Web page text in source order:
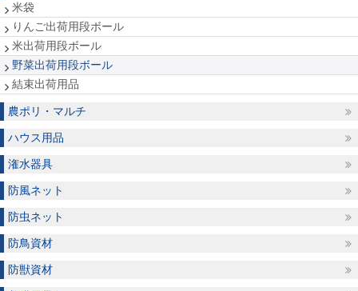
米袋
りんご出荷用段ボール
米出荷用段ボール
野菜出荷用段ボール
結束出荷用品
農ポリ・マルチ
ハウス用品
潅水器具
防風ネット
防虫ネット
防鳥資材
防獣資材